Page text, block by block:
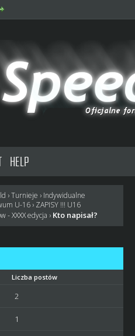
HELP
›Turnieje › Indywidualne
U-16› ZAPISY !!! U16
- XXXX edycja › Kto napisał?
Liczba postów
2
1